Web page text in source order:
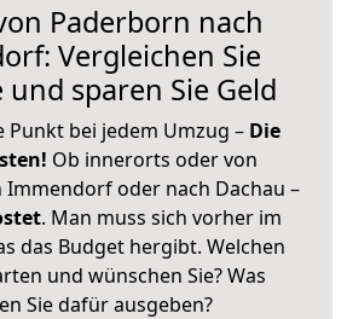
Paderborn nach
Vergleichen Sie
sparen Sie Geld
Punkt bei jedem Umzug – Die
Ob innerorts oder von
Immendorf oder nach Dachau –
. Man muss sich vorher im
das Budget hergibt. Welchen
und wünschen Sie? Was
Sie dafür ausgeben?